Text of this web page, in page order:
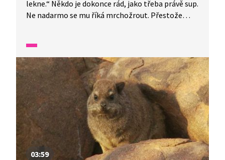
lekne.“ Někdo je dokonce rád, jako třeba právě sup.
Ne nadarmo se mu říká mrchožrout. Přestože
Pouze si počká na zbytky. Africká příroda je
fascinující organismus. Druhý největší a zároveň
nejteplejší kontinent světa. Proto se neváhejte
vydat za dalším dobrodružstvím právě sem.
03:59